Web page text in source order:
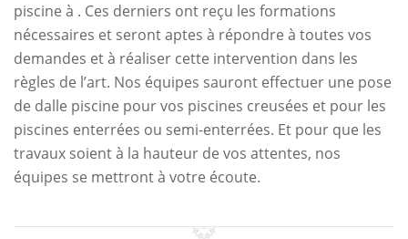
piscine à . Ces derniers ont reçu les formations
nécessaires et seront aptes à répondre à toutes vos
demandes et à réaliser cette intervention dans les
règles de l’art. Nos équipes sauront effectuer une pose
de dalle piscine pour vos piscines creusées et pour les
piscines enterrées ou semi-enterrées. Et pour que les
travaux soient à la hauteur de vos attentes, nos
équipes se mettront à votre écoute.